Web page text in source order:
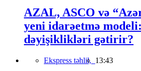
AZAL, ASCO və
yeni idarəetmə
dəyişiklikləri gətirir?
Ekspress təhlil, 13:43